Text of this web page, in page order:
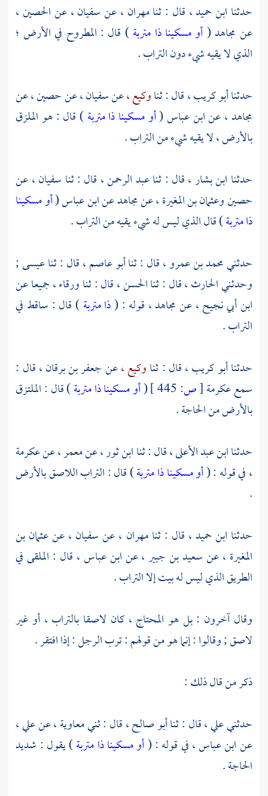
حدثنا ابن حميد ، قال : ثنامهران ،عنسفيان ،عنالحصين ،
عن مجاهد(أو مسكينا ذا متربة) قال : المطروح في الأرض ؛
الذي لا يقيه شيء دون التراب .
حدثناأبو كريب ،قال : ثناوكيع ،عنسفيان ،عنحصين ،عن
مجاهد ،عنابن عباس(أو مسكينا ذا متربة) قال : هو الملزق
بالأرض ، لا يقيه شيء من التراب .
حدثنا ابن بشار ،قال : ثناعبد الرحمن ، قال : ثنا سفيان ،عن
حصينوعثمان بن المغيرة ،عنمجاهدعنابن عباس(أو مسكينا
ذا متربة) قال الذي ليس له شيء يقيه من التراب .
حدثنيمحمد بن عمرو ،قال : ثناأبو عاصم ،قال : ثناعيسى ;
وحدثنيالحارث ،قال : ثناالحسن ،قال : ثناورقاء ،جميعا عن
ابن أبي نجيح ،عنمجاهد ، قوله : (ذا متربة) قال : ساقط في
التراب .
حدثناأبو كريب ،قال : ثناوكيع ،عنجعفر بن برقان ،قال :
سمععكرمة[ص: (أو مسكينا ذا متربة) قال : الملتزق
بالأرض من الحاجة .
حدثناابن عبد الأعلى ،قال :ثنا ابن ثور ،عنمعمر ،عنعكرمة
،في قوله : (أو مسكينا ذا متربة) قال : التراب اللاصق بالأرض
.
حدثنا ابن حميد ، قال : ثنامهران ،عنسفيان ،عنعثمان بن
المغيرة ،عنسعيد بن جبير ،عنابن عباس ، قال : الملقى في
الطريق الذي ليس له بيت إلا التراب .
وقال آخرون : بل هو المحتاج ، كان لاصقا بالتراب ، أو غير
لاصق ; وقالوا : إنما هو من قولهم : ترب الرجل : إذا افتقر .
ذكر من قال ذلك :
حدثنيعلي ،قال : ثناأبو صالح ،قال : ثنيمعاوية ،عنعلي ،
عنابن عباس ،في قوله : (أو مسكينا ذا متربة) يقول : شديد
الحاجة .